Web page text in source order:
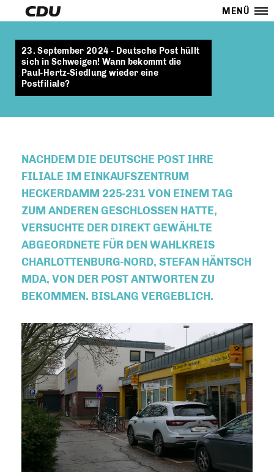
MENÜ
23. September 2024 - Deutsche Post hüllt
sich in Schweigen! Wann bekommt die
Paul-Hertz-Siedlung wieder eine
Postfiliale?
NACHDEM DIE DEUTSCHE POST IHRE
FILIALE IM EINKAUFSZENTRUM
HECKERDAMM 225-231 VON EINEM TAG
ZUM ANDEREN GESCHLOSSEN HATTE,
VERSUCHTE DER DIREKT GEWÄHLTE
ABGEORDNETE FÜR DEN WAHLKREIS
CHARLOTTENBURG-NORD, STEFAN HÄNTSCH
MDA, VON DER POST ANTWORTEN ZU
BEKOMMEN. BISLANG VERGEBLICH.